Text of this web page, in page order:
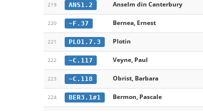
219 ANS1.2 Anselm din Canterbury
220 ~F.37 Bernea, Ernest
221 PLO1.7.3 Plotin
222 ~C.117 Veyne, Paul
223 ~C.118 Obrist, Barbara
224 BER3.1#1 Bermon, Pascale